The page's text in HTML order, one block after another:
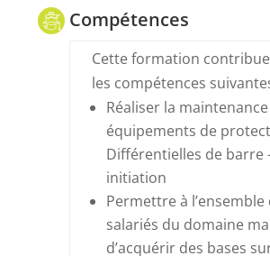
Compétences
Cette formation
les compétences
Réaliser la
équipements de
Différentielles de barre
initiation
Permettre à l’ensemble
salariés du domaine
d’acquérir des bases